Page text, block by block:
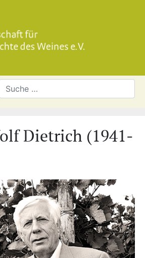
Dietrich (1941-